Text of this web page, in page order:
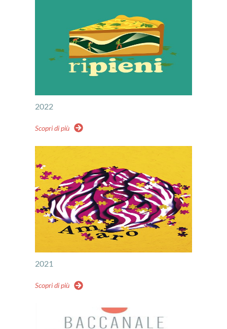
2022
Scopri di più
2021
Scopri di più